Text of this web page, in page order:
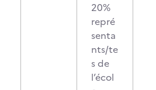
20%
repré
senta
nts/te
s de
l’écol